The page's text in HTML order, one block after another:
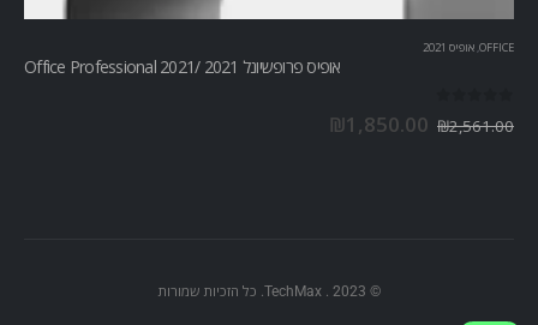
OFFICE
, אופיס 2021
אופיס פרופשיונל 2021 /Office Professional 2021
₪2,561.00
₪1,850.00
© TechMax . 2023. כל הזכיות שמורות